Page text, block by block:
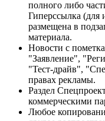
полного либо
Гиперссылка (для
размещена в
материала.
Новости с
"Заявление",
"Тест-драйв",
правах рекламы.
Раздел
коммерческими
Любое